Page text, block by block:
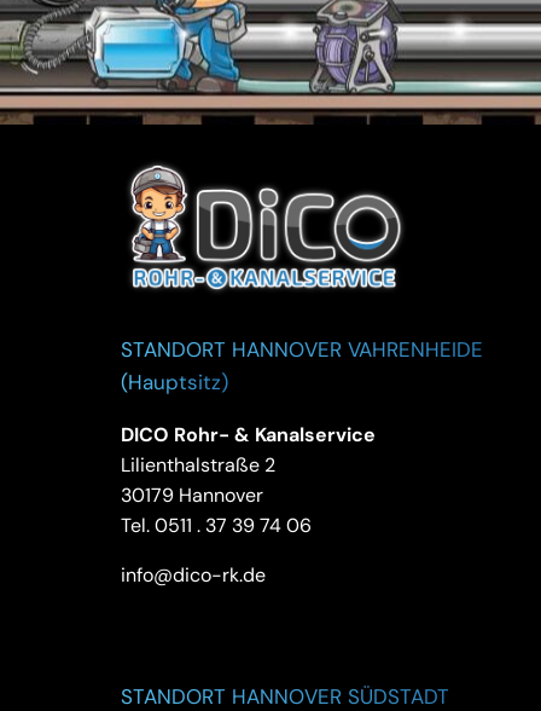
STANDORT HANNOVER VAHRENHEIDE
(Hauptsitz)
DICO Rohr- & Kanalservice
Lilienthalstraße 2
30179 Hannover
Tel.0511 . 37 39 74 06
info@dico-rk.de
STANDORT HANNOVER SÜDSTADT